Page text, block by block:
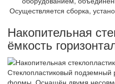
Осуществляется сборка,
Накопительная
ёмкость
Стеклопластиковый подземный